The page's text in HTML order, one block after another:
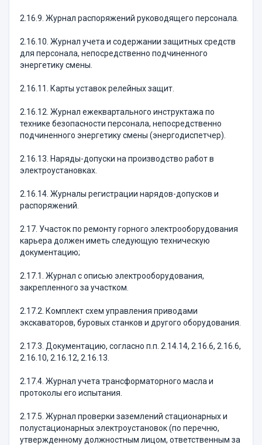
2.16.9. Журнал распоряжений руководящего персонала.
2.16.10. Журнал учета и содержании защитных средств
для персонала, непосредственно подчиненного
энергетику смены.
2.16.11. Карты уставок релейных защит.
2.16.12. Журнал ежеквартального инструктажа по
технике безопасности персонала, непосредственно
подчиненного энергетику смены (энергодиспетчер).
2.16.13. Наряды-допуски на производство работ в
электроустановках.
2.16.14. Журналы регистрации нарядов-допусков и
распоряжений.
2.17. Участок по ремонту горного электрооборудования
карьера должен иметь следующую техническую
документацию;
2.17.1. Журнал с описью электрооборудования,
закрепленного за участком.
2.17.2. Комплект схем управления приводами
экскаваторов, буровых станков и другого оборудования.
2.17.3. Документацию, согласно п.п. 2.14.14, 2.16.6, 2.16.6,
2.16.10, 2.16.12, 2.16.13.
2.17.4. Журнал учета трансформаторного масла и
протоколы его испытания.
2.17.5. Журнал проверки заземлений стационарных и
полустационарных электроустановок (по перечню,
утвержденному должностным лицом, ответственным за